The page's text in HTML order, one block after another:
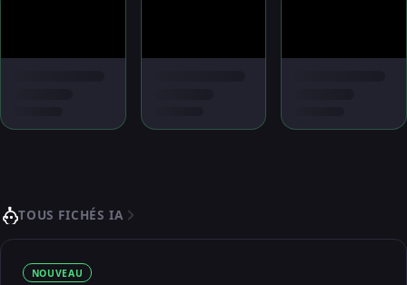
TOUS FICHÉS IA
NOUVEAU